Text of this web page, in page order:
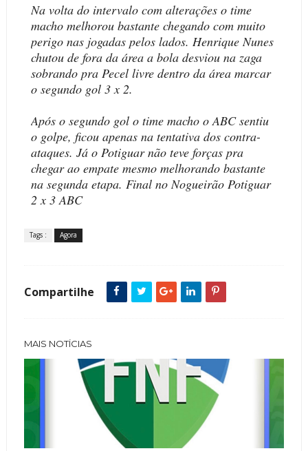
Na volta do intervalo com alterações o time
macho melhorou bastante chegando com muito
perigo nas jogadas pelos lados. Henrique Nunes
chutou de fora da área a bola desviou na zaga
sobrando pra Pecel livre dentro da área marcar
o segundo gol 3 x 2.
Após o segundo gol o time macho o ABC sentiu
o golpe, ficou apenas na tentativa dos contra-
ataques. Já o Potiguar não teve forças pra
chegar ao empate mesmo melhorando bastante
na segunda etapa. Final no Nogueirão Potiguar
2 x 3 ABC
Tags : Agora
Compartilhe
MAIS NOTÍCIAS